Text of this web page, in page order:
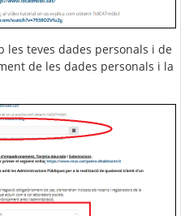
les teves dades personals i de
de les dades personals i la